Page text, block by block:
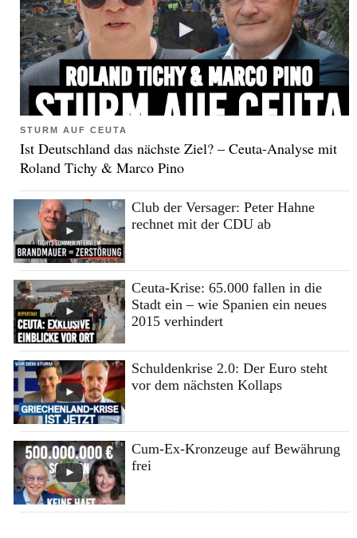
STURM AUF CEUTA
Ist Deutschland das nächste Ziel? – Ceuta-Analyse mit
Roland Tichy & Marco Pino
Club der Versager: Peter Hahne
rechnet mit der CDU ab
Ceuta-Krise: 65.000 fallen in die
Stadt ein – wie Spanien ein neues
2015 verhindert
Schuldenkrise 2.0: Der Euro steht
vor dem nächsten Kollaps
Cum-Ex-Kronzeuge auf Bewährung
frei